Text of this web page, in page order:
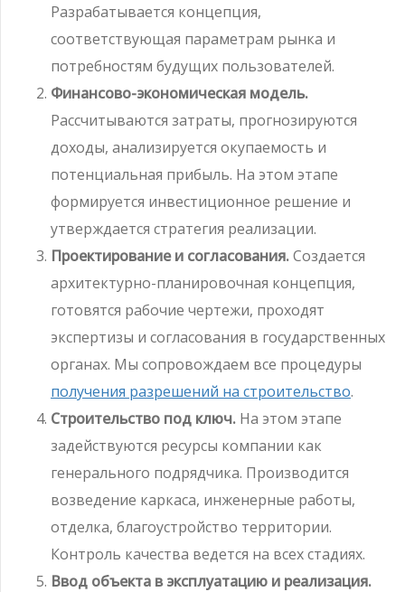
Разрабатывается концепция,
соответствующая параметрам рынка и
потребностям будущих пользователей.
Финансово-экономическая модель.
Рассчитываются затраты, прогнозируются
доходы, анализируется окупаемость и
потенциальная прибыль. На этом этапе
формируется инвестиционное решение и
утверждается стратегия реализации.
Проектирование и согласования.Создается
архитектурно-планировочная концепция,
готовятся рабочие чертежи, проходят
экспертизы и согласования в государственных
органах. Мы сопровождаем все процедуры
получения разрешений на строительство.
Строительство под ключ. На этом этапе
задействуются ресурсы компании как
генерального подрядчика. Производится
возведение каркаса, инженерные работы,
отделка, благоустройство территории.
Контроль качества ведется на всех стадиях.
Ввод объекта в эксплуатацию и реализация.